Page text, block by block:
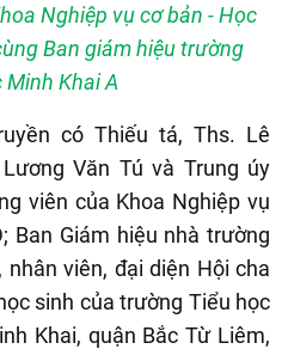
Nghiệp vụ cơ bản - Học
Ban giám hiệu trường
Minh Khai A
có Thiếu tá, Ths. Lê
Văn Tú và Trung úy
viên của Khoa Nghiệp vụ
Ban Giám hiệu nhà trường
viên, đại diện Hội cha
sinh của trường Tiểu học
Khai, quận Bắc Từ Liêm,